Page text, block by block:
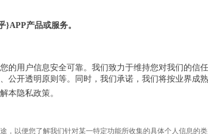
}APP产品或服务。
的用户信息安全可靠。我们致力于维持您对我们的信
公开透明原则等。同时，我们承诺，我们将按业界成
本隐私政策。
以便您了解我们针对某一特定功能所收集的具体个人信息的类